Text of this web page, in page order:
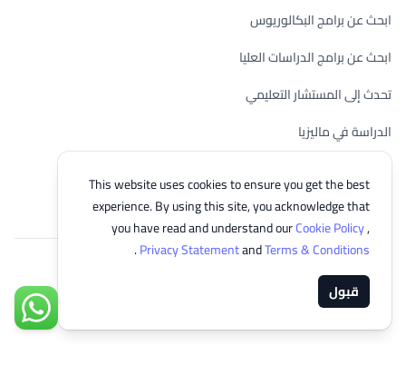
This website uses cookies to ensure you get the best
experience. By using this site, you acknowledge that
you have read and understand ourCookie Policy,
Privacy StatementandTerms & Conditions
.
قبول
تواصل
ابحث عن برامج البكالوريوس
ابحث عن برامج الدراسات العليا
تحدث إلى المستشار التعليمي
الدراسة في ماليزيا
© 2026 EasyUni Sdn Bhd, company registration number 200801016907
(818200-P). All rights reserved.
Arabic